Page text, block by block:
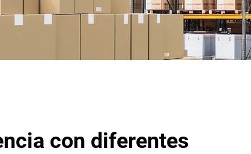
con diferentes